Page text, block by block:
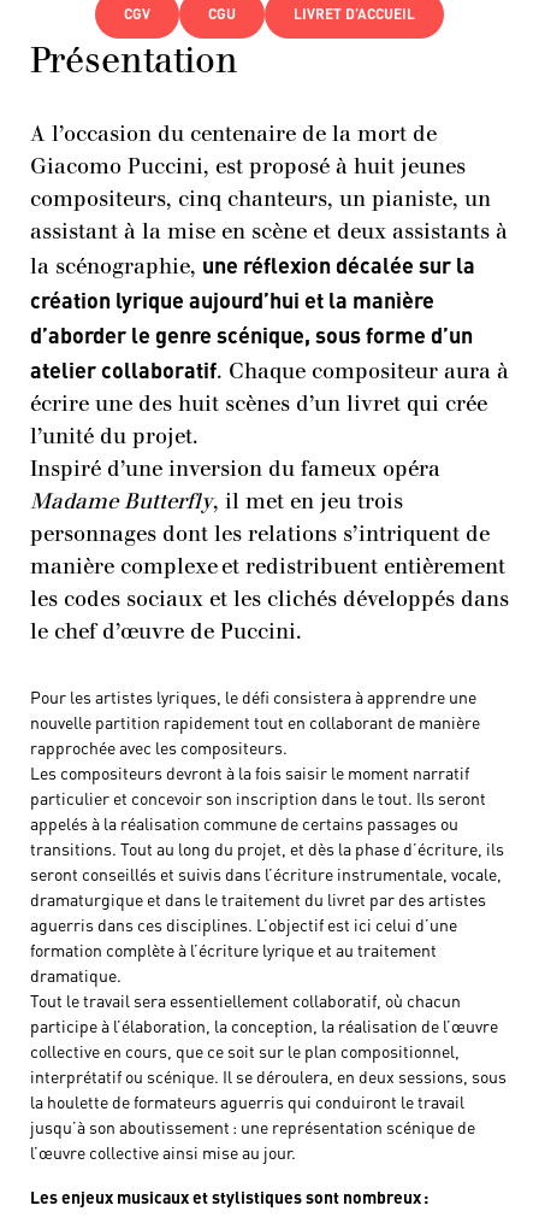
CGV CGU LIVRET D’ACCUEIL
Présentation
A l’occasion du centenaire de la mort de
Giacomo Puccini, est proposé à huit jeunes
compositeurs, cinq chanteurs, un pianiste, un
assistant à la mise en scène et deux assistants à
la scénographie, une réflexion décalée sur la
création lyrique aujourd’hui et la manière
d’aborder le genre scénique, sous forme d’un
atelier collaboratif. Chaque compositeur aura à
écrire une des huit scènes d’un livret qui crée
l’unité du projet.
Inspiré d’une inversion du fameux opéra
Madame Butterfly, il met en jeu trois
personnages dont les relations s’intriquent de
manière complexe et redistribuent entièrement
les codes sociaux et les clichés développés dans
le chef d’œuvre de Puccini.
Pour les artistes lyriques, le défi consistera à apprendre une
nouvelle partition rapidement tout en collaborant de manière
rapprochée avec les compositeurs.
Les compositeurs devront à la fois saisir le moment narratif
particulier et concevoir son inscription dans le tout. Ils seront
appelés à la réalisation commune de certains passages ou
transitions. Tout au long du projet, et dès la phase d’écriture, ils
seront conseillés et suivis dans l’écriture instrumentale, vocale,
dramaturgique et dans le traitement du livret par des artistes
aguerris dans ces disciplines. L’objectif est ici celui d’une
formation complète à l’écriture lyrique et au traitement
dramatique.
Tout le travail sera essentiellement collaboratif, où chacun
participe à l’élaboration, la conception, la réalisation de l’œuvre
collective en cours, que ce soit sur le plan compositionnel,
interprétatif ou scénique. Il se déroulera, en deux sessions, sous
la houlette de formateurs aguerris qui conduiront le travail
jusqu’à son aboutissement : une représentation scénique de
l’œuvre collective ainsi mise au jour.
Les enjeux musicaux et stylistiques sont nombreux :